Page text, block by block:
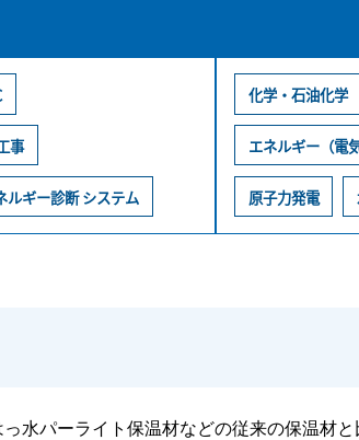
事
ルギー診断 システム
化学・石油化学
エネルギー（電
原子力発電
水パーライト保温材などの従来の保温材